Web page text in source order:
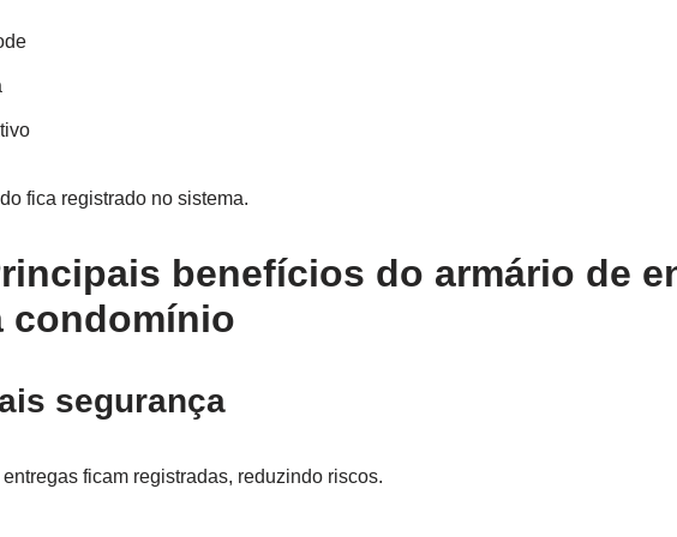
fica registrado no sistema.
benefícios do armário de
condomínio
segurança
entregas ficam registradas, reduzindo riscos.